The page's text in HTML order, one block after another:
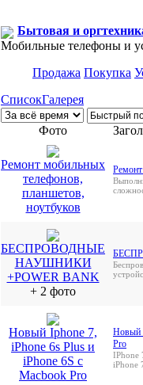
Бытовая и
Мобильные телефоны и
Продажа Покупка
СписокГалерея
Фото
Ремонт мобильных
телефонов,
планшетов,
ноутбуков
БЕСПРОВОДНЫЕ
НАУШНИКИ
+POWER BANK
+ 2 фото
Новый Iphone 7,
iPhone 6s Plus и
iPhone 6S с
Macbook Pro
Новый
Pro
IPhone
iPhone